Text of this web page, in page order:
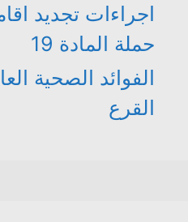
اجراءات تجديد
حملة المادة 19
الفوائد الصحية
القرع